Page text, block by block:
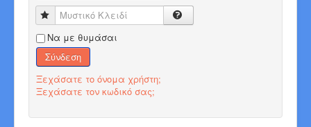
Μυστικό Κλειδί
Να με θυμάσαι
Σύνδεση
Ξεχάσατε το όνομα χρήστη;
Ξεχάσατε τον κωδικό σας;